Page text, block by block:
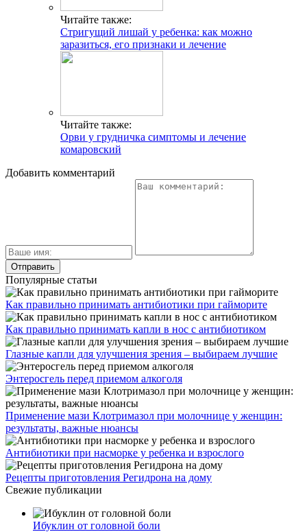
Читайте также:
Стригущий лишай у ребенка: как можно
заразиться, его признаки и лечение
Читайте также:
Орви у грудничка симптомы и лечение
комаровский
Добавить комментарий
Популярные статьи
Как правильно принимать антибиотики при гайморите
Как правильно принимать капли в нос с антибиотиком
Глазные капли для улучшения зрения – выбираем лучшие
Энтеросгель перед приемом алкоголя
Применение мази Клотримазол при молочнице у женщин:
результаты, важные нюансы
Антибиотики при насморке у ребенка и взрослого
Рецепты приготовления Регидрона на дому
Свежие публикации
Ибуклин от головной боли